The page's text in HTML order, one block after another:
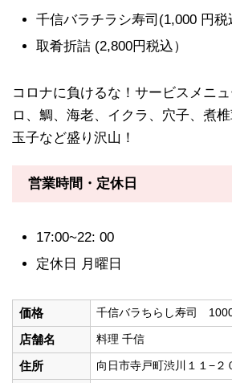
千信バラチラシ寿司(1,000 円税
取肴折詰 (2,800円税込）
コロナに負けるな！サービスメニ
ロ、鯛、海老、イクラ、穴子、煮椎
玉子など盛り沢山！
営業時間・定休日
17:00~22: 00
定休日 月曜日
価格 千信バラちらし寿司
店舗名 料理 千信
住所 向日市寺戸町渋川１１−２